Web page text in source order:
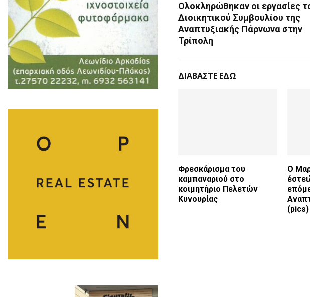
Ολοκληρώθηκαν οι εργασίες
Διοικητικού Συμβουλίου της
Αναπτυξιακής Πάρνωνα στην
Τρίπολη
ΔΙΑΒΑΣΤΕ ΕΔΩ
Φρεσκάρισμα του
καμπαναριού στο
κοιμητήριο Πελετών
Κυνουρίας
Ο
(pics)